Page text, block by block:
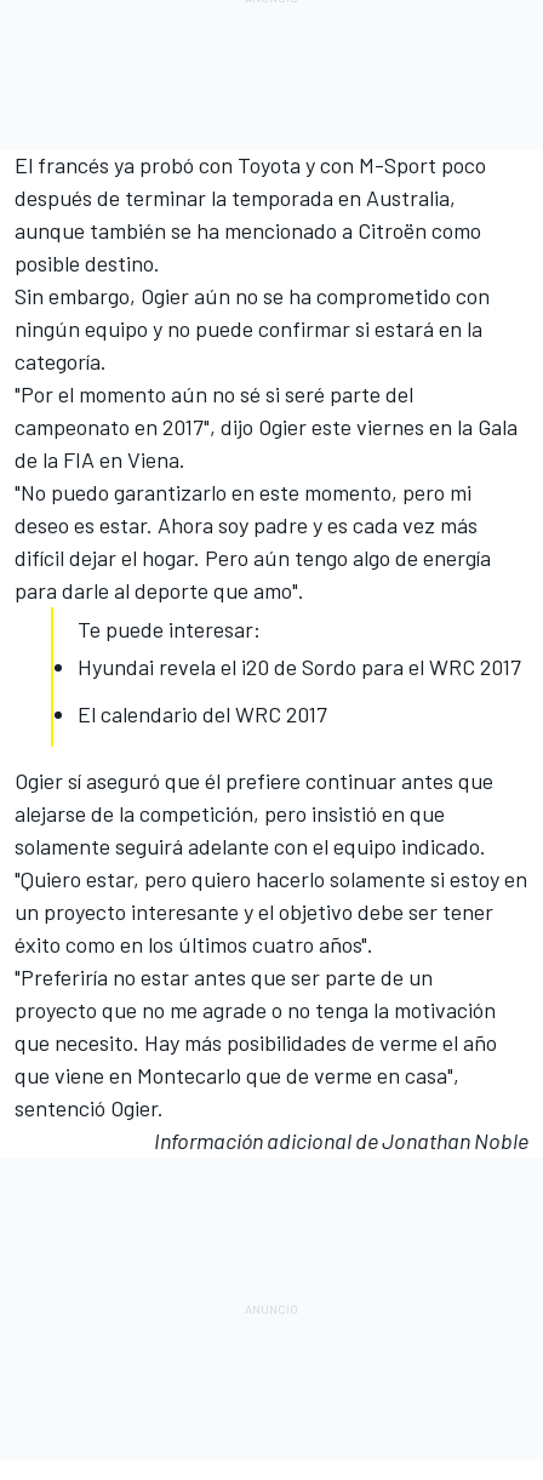
El francés ya probó con Toyota y con M-Sport poco
después de terminar la temporada en Australia,
aunque también se ha mencionado a Citroën como
posible destino.
Sin embargo, Ogier aún no se ha comprometido con
ningún equipo y no puede confirmar si estará en la
categoría.
"Por el momento aún no sé si seré parte del
campeonato en 2017", dijo Ogier este viernes en la Gala
de la FIA en Viena.
"No puedo garantizarlo en este momento, pero mi
deseo es estar. Ahora soy padre y es cada vez más
difícil dejar el hogar. Pero aún tengo algo de energía
para darle al deporte que amo".
Te puede interesar:
Hyundai revela el i20 de Sordo para el WRC 2017
El calendario del WRC 2017
Ogier sí aseguró que él prefiere continuar antes que
alejarse de la competición, pero insistió en que
solamente seguirá adelante con el equipo indicado.
"Quiero estar, pero quiero hacerlo solamente si estoy en
un proyecto interesante y el objetivo debe ser tener
éxito como en los últimos cuatro años".
"Preferiría no estar antes que ser parte de un
proyecto que no me agrade o no tenga la motivación
que necesito. Hay más posibilidades de verme el año
que viene en Montecarlo que de verme en casa",
sentenció Ogier.
Información adicional de Jonathan Noble